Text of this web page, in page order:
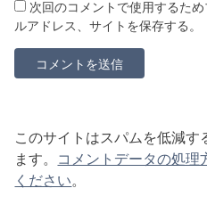
次回のコメントで使用するた
ルアドレス、サイトを保存する。
このサイトはスパムを低減す
ます。 コメントデータの処理
ください。